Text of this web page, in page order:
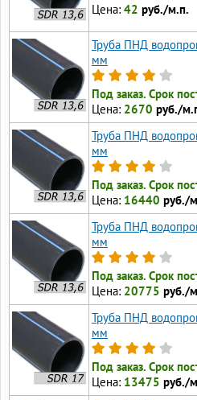
Цена: 42 руб./м.п.
Труба ПНД
мм
Под заказ. Срок
Цена: 2670 руб./
Труба ПНД
мм
Под заказ. Срок
Цена: 16440 руб./
Труба ПНД
мм
Под заказ. Срок
Цена: 20775 руб./
Труба ПНД
мм
Под заказ. Срок
Цена: 13475 руб./